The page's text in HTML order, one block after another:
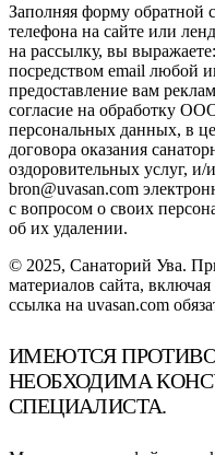
Заполняя форму обратной
телефона на сайте или
на рассылку, вы
посредством email любой
предоставление вам
согласие на обработку
персональных данных, в
договора оказания
оздоровительных услуг,
bron@uvasan.com
с вопросом о своих
об их удалении.
© 2025, Санаторий Ува.
материалов сайта,
ссылка на uvasan.com
ИМЕЮТСЯ
НЕОБХОДИМА
СПЕЦИАЛИСТА.